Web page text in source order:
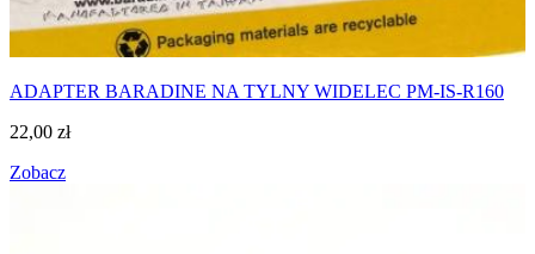
ADAPTER BARADINE NA TYLNY WIDELEC PM-IS-R160
22,00 zł
Zobacz